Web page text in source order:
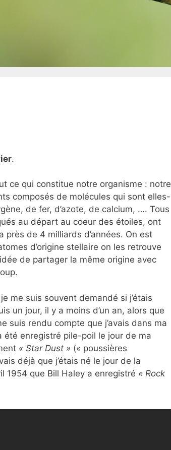
.
ce qui constitue notre organisme : notre
composés de molécules qui sont elles-
de fer, d’azote, de calcium, …. Tous
au départ au coeur des étoiles, ont
de 4 milliards d’années. On est
d’origine stellaire on les retrouve
de partager la même origine avec
me suis souvent demandé si j’étais
un jour, il y a moins d’un an, alors que
suis rendu compte que j’avais dans ma
été enregistré pile-poil le jour de ma
« Star Dust » (« poussières
déjà que j’étais né le jour de la
1954 que Bill Haley a enregistré « Rock